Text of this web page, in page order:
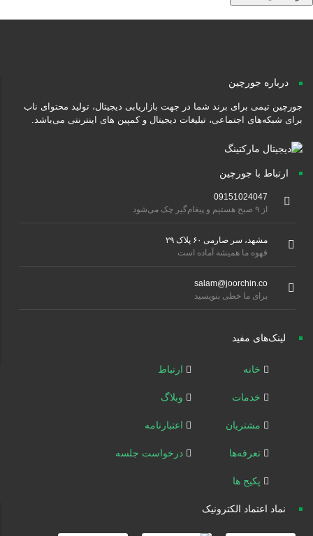
درباره جورچین
جورچین تیمی برای برند شما در جهت بازاریابی دیجیتال، تولید محتوای ناب
برای شبکه‌های اجتماعی، تبلیغات دیجیتال و کمپین های اینترنتی می‌باشد.
ارتباط با جورچین
09151024047
مشهد، سر صارمی ۶۰ پلاک ۲۹
قهوه ما همیشه آماده است
salam@joorchin.co
برای ما خطی بنویسید
لینک‌های مفید
خانه
خدمات
مشتریان
تعرفه‌ها
پکیج ها
ارتباط
وبلاگ
اعتبارنامه
درخواست جلسه
نماد اعتماد الکترونیک